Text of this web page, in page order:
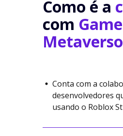
Como é a
com
Metaverso
Conta com a
desenvolvedores
usando o Roblox